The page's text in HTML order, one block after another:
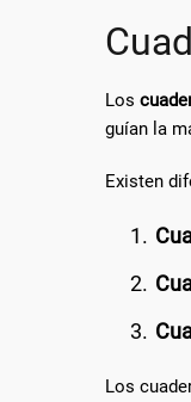
Los
guían la
Existen
Los